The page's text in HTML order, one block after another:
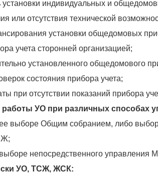
установки индивидуальных и
или отсутствия технической
установки общедомовых
учета сторонней организацией;
установленного общедомового
состояния прибора учета;
при отсутствии показаний прибора
работы УО при различных способах
выборе Общим собранием, либо
непосредственного управления
УО, ТСЖ, ЖСК: